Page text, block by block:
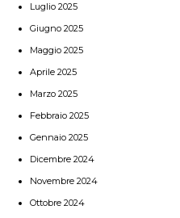
Luglio 2025
Giugno 2025
Maggio 2025
Aprile 2025
Marzo 2025
Febbraio 2025
Gennaio 2025
Dicembre 2024
Novembre 2024
Ottobre 2024